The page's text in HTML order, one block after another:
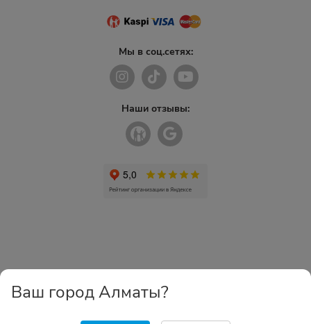
Мы в соц.сетях:
Наши отзывы:
Ваш город Алматы?